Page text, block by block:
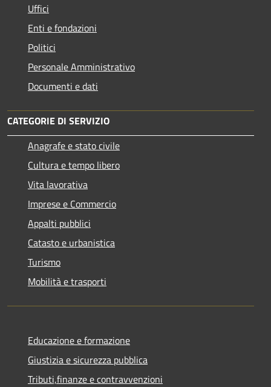
Uffici
Enti e fondazioni
Politici
Personale Amministrativo
Documenti e dati
CATEGORIE DI SERVIZIO
Anagrafe e stato civile
Cultura e tempo libero
Vita lavorativa
Imprese e Commercio
Appalti pubblici
Catasto e urbanistica
Turismo
Mobilità e trasporti
Educazione e formazione
Giustizia e sicurezza pubblica
Tributi,finanze e contravvenzioni